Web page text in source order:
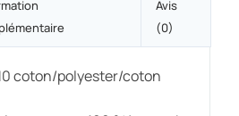
Avis
(0)
coton/polyester/coton